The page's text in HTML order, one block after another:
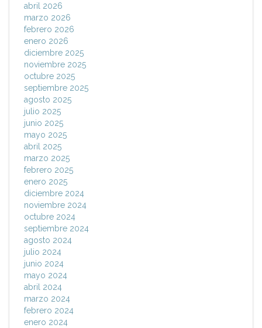
abril 2026
marzo 2026
febrero 2026
enero 2026
diciembre 2025
noviembre 2025
octubre 2025
septiembre 2025
agosto 2025
julio 2025
junio 2025
mayo 2025
abril 2025
marzo 2025
febrero 2025
enero 2025
diciembre 2024
noviembre 2024
octubre 2024
septiembre 2024
agosto 2024
julio 2024
junio 2024
mayo 2024
abril 2024
marzo 2024
febrero 2024
enero 2024